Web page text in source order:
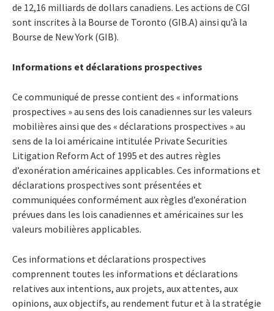
de 12,16 milliards de dollars canadiens. Les actions de CGI
sont inscrites à la Bourse de Toronto (GIB.A) ainsi qu’à la
Bourse de New York (GIB).
Informations et déclarations prospectives
Ce communiqué de presse contient des « informations
prospectives » au sens des lois canadiennes sur les valeurs
mobilières ainsi que des « déclarations prospectives » au
sens de la loi américaine intitulée Private Securities
Litigation Reform Act of 1995 et des autres règles
d’exonération américaines applicables. Ces informations et
déclarations prospectives sont présentées et
communiquées conformément aux règles d’exonération
prévues dans les lois canadiennes et américaines sur les
valeurs mobilières applicables.
Ces informations et déclarations prospectives
comprennent toutes les informations et déclarations
relatives aux intentions, aux projets, aux attentes, aux
opinions, aux objectifs, au rendement futur et à la stratégie